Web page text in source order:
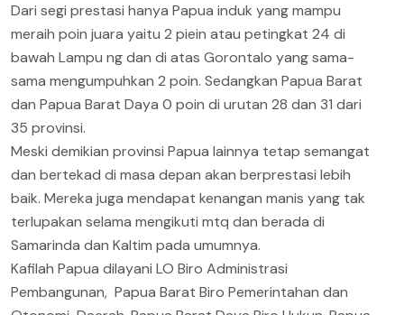
Dari segi prestasi hanya Papua induk yang mampu
meraih poin juara yaitu 2 piein atau petingkat 24 di
bawah Lampu ng dan di atas Gorontalo yang sama-
sama mengumpuhkan 2 poin. Sedangkan Papua Barat
dan Papua Barat Daya 0 poin di urutan 28 dan 31 dari
35 provinsi.
Meski demikian provinsi Papua lainnya tetap semangat
dan bertekad di masa depan akan berprestasi lebih
baik. Mereka juga mendapat kenangan manis yang tak
terlupakan selama mengikuti mtq dan berada di
Samarinda dan Kaltim pada umumnya.
Kafilah Papua dilayani LO Biro Administrasi
Pembangunan, Papua Barat Biro Pemerintahan dan